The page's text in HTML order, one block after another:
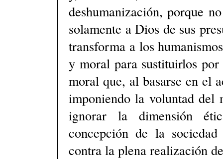
deshumanización, porque
solamente a Dios de sus
transforma a los
y moral para sustituirlos
moral que, al basarse en el
imponiendo la voluntad del
ignorar la dimensión
concepción de la
contra la plena realización